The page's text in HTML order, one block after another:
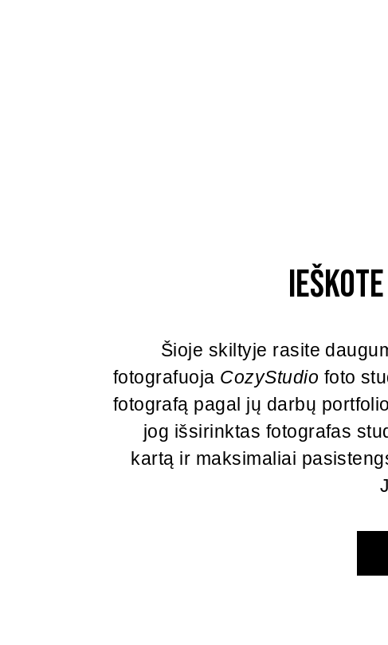
Šioje skiltyje rasite
fotografuoja CozyStudio foto
fotografą pagal jų darbų
jog išsirinktas fotografas
kartą ir maksimaliai